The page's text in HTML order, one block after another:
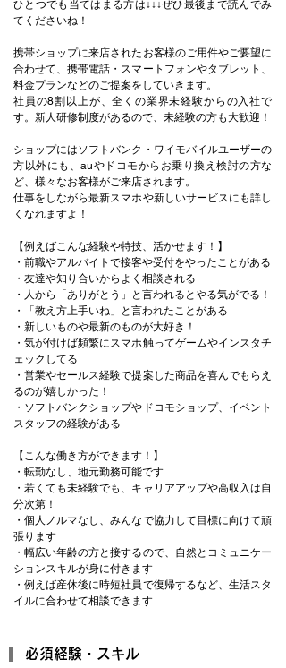
ひとつでも当てはまる方は↓↓↓ぜひ最後まで読んでみ
てくださいね！
携帯ショップに来店されたお客様のご用件やご要望に
合わせて、携帯電話・スマートフォンやタブレット、
料金プランなどのご提案をしていきます。
社員の8割以上が、全くの業界未経験からの入社で
す。新人研修制度があるので、未経験の方も大歓迎！
ショップにはソフトバンク・ワイモバイルユーザーの
方以外にも、auやドコモからお乗り換え検討の方な
ど、様々なお客様がご来店されます。
仕事をしながら最新スマホや新しいサービスにも詳し
くなれますよ！
【例えばこんな経験や特技、活かせます！】
・前職やアルバイトで接客や受付をやったことがある
・友達や知り合いからよく相談される
・人から「ありがとう」と言われるとやる気がでる！
・「教え方上手いね」と言われたことがある
・新しいものや最新のものが大好き！
・気が付けば頻繁にスマホ触ってゲームやインスタチ
ェックしてる
・営業やセールス経験で提案した商品を喜んでもらえ
るのが嬉しかった！
・ソフトバンクショップやドコモショップ、イベント
スタッフの経験がある
【こんな働き方ができます！】
・転勤なし、地元勤務可能です
・若くても未経験でも、キャリアアップや高収入は自
分次第！
・個人ノルマなし、みんなで協力して目標に向けて頑
張ります
・幅広い年齢の方と接するので、自然とコミュニケー
ションスキルが身に付きます
・例えば産休後に時短社員で復帰するなど、生活スタ
イルに合わせて相談できます
必須経験・スキル